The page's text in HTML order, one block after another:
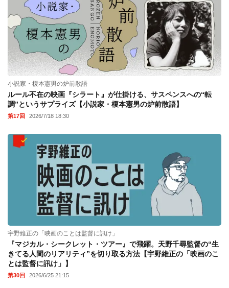
小説家・榎本憲男の炉前散語
ルール不在の映画『シラート』が仕掛ける、サスペンスへの“転
調”というサプライズ【小説家・榎本憲男の炉前散語】
第17回 2026/7/18 18:30
宇野維正の「映画のことは監督に訊け」
『マジカル・シークレット・ツアー』で飛躍。天野千尋監督の“生
きてる人間のリアリティ”を切り取る方法【宇野維正の「映画のこ
とは監督に訊け」】
第30回 2026/6/25 21:15